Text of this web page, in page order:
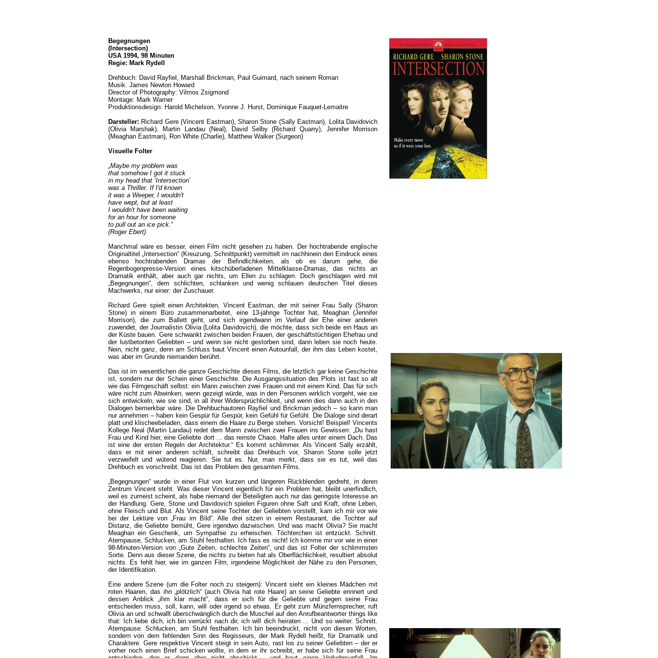
Begegnungen
(Intersection)
USA 1994, 98 Minuten
Regie: Mark Rydell
Drehbuch: David Rayfiel, Marshall Brickman, Paul Guimard, nach seinem Roman
Musik: James Newton Howard
Director of Photography: Vilmos Zsigmond
Montage: Mark Warner
Produktionsdesign: Harold Michelson, Yvonne J. Hurst, Dominique Fauquet-Lemaitre
Darsteller: Richard Gere (Vincent Eastman), Sharon Stone (Sally Eastman), Lolita Davidovich
(Olivia Marshak), Martin Landau (Neal), David Selby (Richard Quarry), Jennifer Morrison
(Meaghan Eastman), Ron White (Charlie), Matthew Walker (Surgeon)
Visuelle Folter
„Maybe my problem was
that somehow I got it stuck
in my head that ‘Intersection’
was a Thriller. If I'd known
it was a Weeper, I wouldn't
have wept, but at least
I wouldn't have been waiting
for an hour for someone
to pull out an ice pick.“
(Roger Ebert)
Manchmal wäre es besser, einen Film nicht gesehen zu haben. Der hochtrabende englische
Originaltitel „Intersection“ (Kreuzung, Schnittpunkt) vermittelt im nachhinein den Eindruck eines
ebenso hochtrabenden Dramas der Befindlichkeiten, als ob es darum gehe, die
Regenbogenpresse-Version eines kitschüberladenen Mittelklasse-Dramas, das nichts an
Dramatik enthält, aber auch gar nichts, um Ellen zu schlagen. Doch geschlagen wird mit
„Begegnungen“, dem schlichten, schlanken und wenig schlauen deutschen Titel dieses
Machwerks, nur einer: der Zuschauer.
Richard Gere spielt einen Architekten, Vincent Eastman, der mit seiner Frau Sally (Sharon
Stone) in einem Büro zusammenarbeitet, eine 13-jährige Tochter hat, Meaghan (Jennifer
Morrison), die zum Ballett geht, und sich irgendwann im Verlauf der Ehe einer anderen
zuwendet, der Journalistin Olivia (Lolita Davidovich), die möchte, dass sich beide ein Haus an
der Küste bauen. Gere schwankt zwischen beiden Frauen, der geschäftstüchtigen Ehefrau und
der lustbetonten Geliebten – und wenn sie nicht gestorben sind, dann leben sie noch heute.
Nein, nicht ganz, denn am Schluss baut Vincent einen Autounfall, der ihm das Leben kostet,
was aber im Grunde niemanden berührt.
Das ist im wesentlichen die ganze Geschichte dieses Films, die letztlich gar keine Geschichte
ist, sondern nur der Schein einer Geschichte. Die Ausgangssituation des Plots ist fast so alt
wie das Filmgeschäft selbst: ein Mann zwischen zwei Frauen und mit einem Kind. Das für sich
wäre nicht zum Abwinken, wenn gezeigt würde, was in den Personen wirklich vorgeht, wie sie
sich entwickeln, wie sie sind, in all ihrer Widersprüchlichkeit, und wenn dies dann auch in den
Dialogen bemerkbar wäre. Die Drehbuchautoren Rayfiel und Brickman jedoch – so kann man
nur annehmen – haben kein Gespür für Gespür, kein Gefühl für Gefühl. Die Dialoge sind derart
platt und klischeebeladen, dass einem die Haare zu Berge stehen. Vorsicht! Beispiel! Vincents
Kollege Neal (Martin Landau) redet dem Mann zwischen zwei Frauen ins Gewissen: „Du hast
Frau und Kind hier, eine Geliebte dort ... das reinste Chaos. Halte alles unter einem Dach. Das
ist eine der ersten Regeln der Architektur.“ Es kommt schlimmer. Als Vincent Sally erzählt,
dass er mit einer anderen schläft, schreibt das Drehbuch vor, Sharon Stone solle jetzt
verzweifelt und wütend reagieren. Sie tut es. Nur, man merkt, dass sie es tut, weil das
Drehbuch es vorschreibt. Das ist das Problem des gesamten Films.
„Begegnungen“ wurde in einer Flut von kurzen und längeren Rückblenden gedreht, in deren
Zentrum Vincent steht. Was dieser Vincent eigentlich für ein Problem hat, bleibt unerfindlich,
weil es zumeist scheint, als habe niemand der Beteiligten auch nur das geringste Interesse an
der Handlung. Gere, Stone und Davidovich spielen Figuren ohne Saft und Kraft, ohne Leben,
ohne Fleisch und Blut. Als Vincent seine Tochter der Geliebten vorstellt, kam ich mir vor wie
bei der Lektüre von „Frau im Bild“. Alle drei sitzen in einem Restaurant, die Tochter auf
Distanz, die Geliebte bemüht, Gere irgendwo dazwischen. Und was macht Olivia? Sie macht
Meaghan ein Geschenk, um Sympathie zu erheischen. Töchterchen ist entzückt. Schnitt.
Atempause, Schlucken, am Stuhl festhalten. Ich fass es nicht! Ich komme mir vor wie in einer
98-Minuten-Version von „Gute Zeiten, schlechte Zeiten“, und das ist Folter der schlimmsten
Sorte. Denn aus dieser Szene, die nichts zu bieten hat als Oberflächlichkeit, resultiert absolut
nichts. Es fehlt hier, wie im ganzen Film, irgendeine Möglichkeit der Nähe zu den Personen,
der Identifikation.
Eine andere Szene (um die Folter noch zu steigern): Vincent sieht ein kleines Mädchen mit
roten Haaren, das ihn „plötzlich“ (auch Olivia hat rote Haare) an seine Geliebte erinnert und
dessen Anblick „ihm klar macht“, dass er sich für die Geliebte und gegen seine Frau
entscheiden muss, soll, kann, will oder irgend so etwas. Er geht zum Münzfernsprecher, ruft
Olivia an und schwallt überschwänglich durch die Muschel auf den Anrufbeantworter things like
that: Ich liebe dich, ich bin verrückt nach dir, ich will dich heiraten ... Und so weiter. Schnitt.
Atempause. Schlucken, am Stuhl festhalten. Ich bin beeindruckt, nicht von diesen Worten,
sondern von dem fehlenden Sinn des Regisseurs, der Mark Rydell heißt, für Dramatik und
Charaktere. Gere respektive Vincent steigt in sein Auto, rast los zu seiner Geliebten – der er
vorher noch einen Brief schicken wollte, in dem er ihr schreibt, er habe sich für seine Frau